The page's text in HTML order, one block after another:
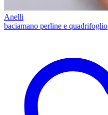
Anelli
baciamano perline e quadrifoglio